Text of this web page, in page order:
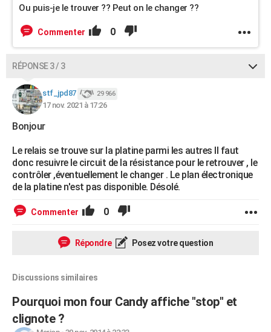
Ou puis-je le trouver ?? Peut on le changer ??
Commenter 0
RÉPONSE 3 / 3
stf_jpd87 29 966
17 nov. 2021 à 17:26
Bonjour
Le relais se trouve sur la platine parmi les autres Il faut
donc resuivre le circuit de la résistance pour le retrouver , le
contrôler ,éventuellement le changer . Le plan électronique
de la platine n'est pas disponible. Désolé.
Commenter 0
Répondre Posez votre question
Discussions similaires
Pourquoi mon four Candy affiche "stop" et
clignote ?